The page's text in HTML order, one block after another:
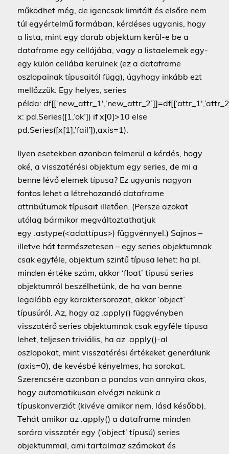
működhet még, de igencsak limitált és elsőre nem
túl egyértelmű formában, kérdéses ugyanis, hogy
a lista, mint egy darab objektum kerül-e be a
dataframe egy cellájába, vagy a listaelemek egy-
egy külön cellába kerülnek (ez a dataframe
oszlopainak típusaitól függ), úgyhogy inkább ezt
mellőzzük. Egy helyes, series
példa:
x: pd.Series([1,’ok’]) if x[0]>10 else
pd.Series([x[1],’fail’]),axis=1).
Ilyen esetekben azonban felmerül a kérdés, hogy
oké, a visszatérési objektum egy series, de mi a
benne lévő elemek típusa? Ez ugyanis nagyon
fontos lehet a létrehozandó dataframe
attribútumok típusait illetően. (Persze azokat
utólag bármikor megváltoztathatjuk
egy .astype(<adattípus>) függvénnyel.) Sajnos –
illetve hát természetesen – egy series objektumnak
csak egyféle, objektum szintű típusa lehet: ha pl.
minden értéke szám, akkor ‘float’ típusú series
objektumról beszélhetünk, de ha van benne
legalább egy karaktersorozat, akkor ‘object’
típusúról. Az, hogy az .apply() függvényben
visszatérő series objektumnak csak egyféle típusa
lehet, teljesen triviális, ha az .apply()-al
oszlopokat, mint visszatérési értékeket generálunk
(axis=0), de kevésbé kényelmes, ha sorokat.
Szerencsére azonban a pandas van annyira okos,
hogy automatikusan elvégzi nekünk a
típuskonverziót (kivéve amikor nem, lásd később).
Tehát amikor az .apply() a dataframe minden
sorára visszatér egy (‘object’ típusú) series
objektummal, ami tartalmaz számokat és